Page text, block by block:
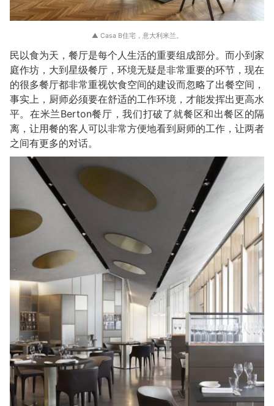
▲ Casa B住宅，意大利米兰。
民以食为天，餐厅是每个人生活的重要组成部分。而小到家
庭作坊，大到星级餐厅，环境无疑是非常重要的环节，现在
的很多餐厅都非常重视饮食空间的建设而忽略了出餐空间，
事实上，厨师必须要在舒适的工作环境，才能发挥出更高水
平。在米兰Berton餐厅，我们打破了就餐区和出餐区的隔
离，让用餐的客人可以非常方便地看到厨师的工作，让两者
之间有更多的对话。